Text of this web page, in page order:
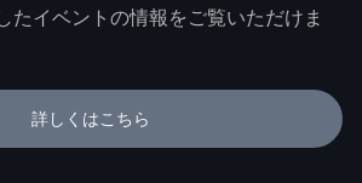
たイベントの情報をご覧いただけま
詳しくはこちら